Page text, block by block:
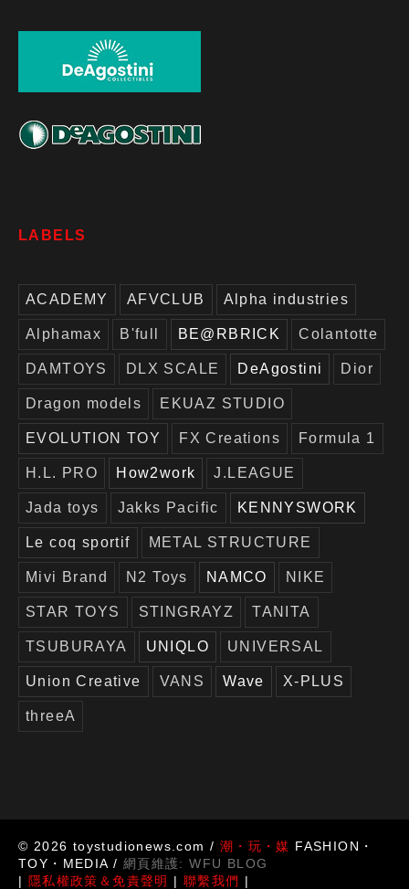
LABELS
ACADEMY AFVCLUB Alpha industries
Alphamax B'full BE@RBRICK Colantotte
DAMTOYS DLX SCALE DeAgostini Dior
Dragon models EKUAZ STUDIO
EVOLUTION TOY FX Creations Formula 1
H.L. PRO How2work J.LEAGUE
Jada toys Jakks Pacific KENNYSWORK
Le coq sportif METAL STRUCTURE
Mivi Brand N2 Toys NAMCO NIKE
STAR TOYS STINGRAYZ TANITA
TSUBURAYA UNIQLO UNIVERSAL
Union Creative VANS Wave X-PLUS
threeA
© 2026 toystudionews.com / 潮・玩・媒 FASHION・
TOY・MEDIA / 網頁維護:WFU BLOG
| 隱私權政策＆免責聲明 |聯繫我們 |